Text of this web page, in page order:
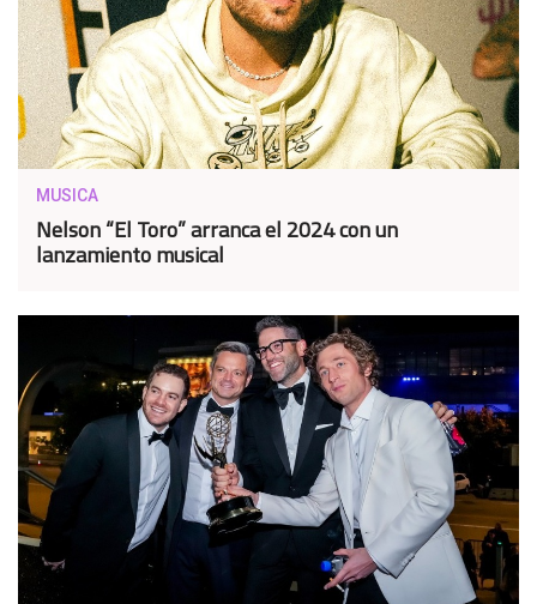
MUSICA
Nelson “El Toro” arranca el 2024 con un
lanzamiento musical